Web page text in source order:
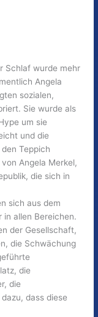
Schlaf wurde mehr
Angela
sozialen,
Sie wurde als
um sie
und die
Teppich
Angela Merkel,
die sich in
sich aus dem
in allen Bereichen.
der Gesellschaft,
die Schwächung
die
die
dass diese